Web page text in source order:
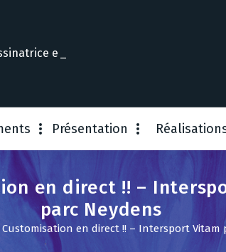
etc
Présentation
en direct !! –
parc Neydens
Customisation en direct !! – Intersport Vitam